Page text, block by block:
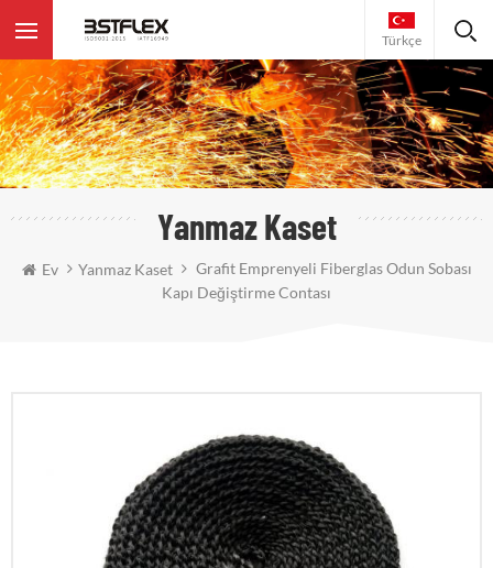
Türkçe
Yanmaz Kaset
Ev Yanmaz Kaset
Grafit Emprenyeli Fiberglas Odun Sobası
Kapı Değiştirme Contası